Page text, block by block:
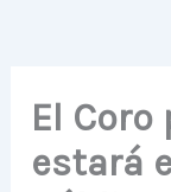
El
estará